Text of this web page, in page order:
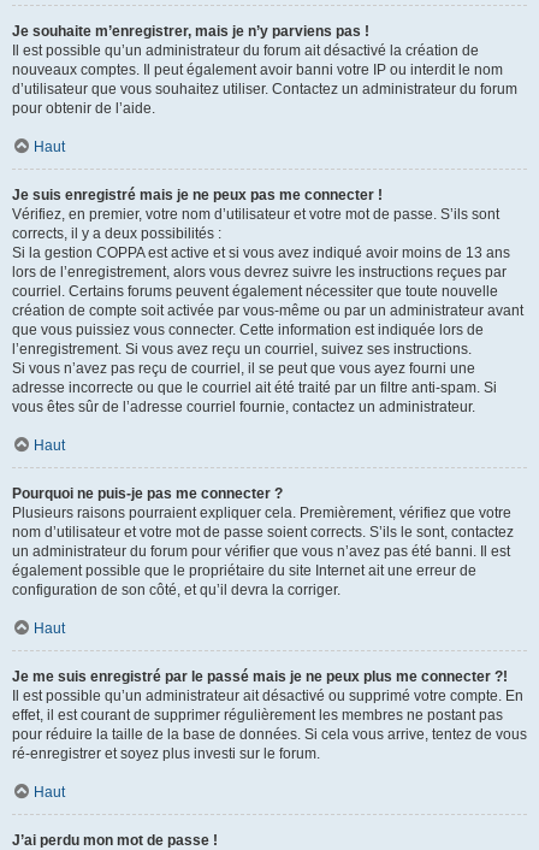
Je souhaite m’enregistrer, mais je n’y parviens pas !
Il est possible qu’un administrateur du forum ait désactivé la création de
nouveaux comptes. Il peut également avoir banni votre IP ou interdit le nom
d’utilisateur que vous souhaitez utiliser. Contactez un administrateur du forum
pour obtenir de l’aide.
Haut
Je suis enregistré mais je ne peux pas me connecter !
Vérifiez, en premier, votre nom d’utilisateur et votre mot de passe. S’ils sont
corrects, il y a deux possibilités :
Si la gestion COPPA est active et si vous avez indiqué avoir moins de 13 ans
lors de l’enregistrement, alors vous devrez suivre les instructions reçues par
courriel. Certains forums peuvent également nécessiter que toute nouvelle
création de compte soit activée par vous-même ou par un administrateur avant
que vous puissiez vous connecter. Cette information est indiquée lors de
l’enregistrement. Si vous avez reçu un courriel, suivez ses instructions.
Si vous n’avez pas reçu de courriel, il se peut que vous ayez fourni une
adresse incorrecte ou que le courriel ait été traité par un filtre anti-spam. Si
vous êtes sûr de l’adresse courriel fournie, contactez un administrateur.
Haut
Pourquoi ne puis-je pas me connecter ?
Plusieurs raisons pourraient expliquer cela. Premièrement, vérifiez que votre
nom d’utilisateur et votre mot de passe soient corrects. S’ils le sont, contactez
un administrateur du forum pour vérifier que vous n’avez pas été banni. Il est
également possible que le propriétaire du site Internet ait une erreur de
configuration de son côté, et qu’il devra la corriger.
Haut
Je me suis enregistré par le passé mais je ne peux plus me connecter ?!
Il est possible qu’un administrateur ait désactivé ou supprimé votre compte. En
effet, il est courant de supprimer régulièrement les membres ne postant pas
pour réduire la taille de la base de données. Si cela vous arrive, tentez de vous
ré-enregistrer et soyez plus investi sur le forum.
Haut
J’ai perdu mon mot de passe !